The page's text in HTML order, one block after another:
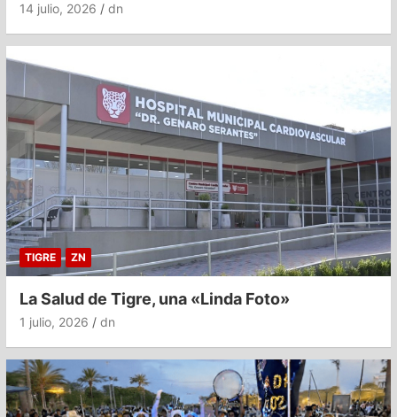
14 julio, 2026 dn
TIGRE ZN
La Salud de Tigre, una «Linda Foto»
1 julio, 2026 dn